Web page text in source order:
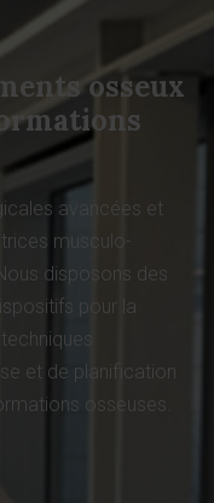
osseux
avancées et
musculo-
disposons des
pour la
et de planification
osseuses.